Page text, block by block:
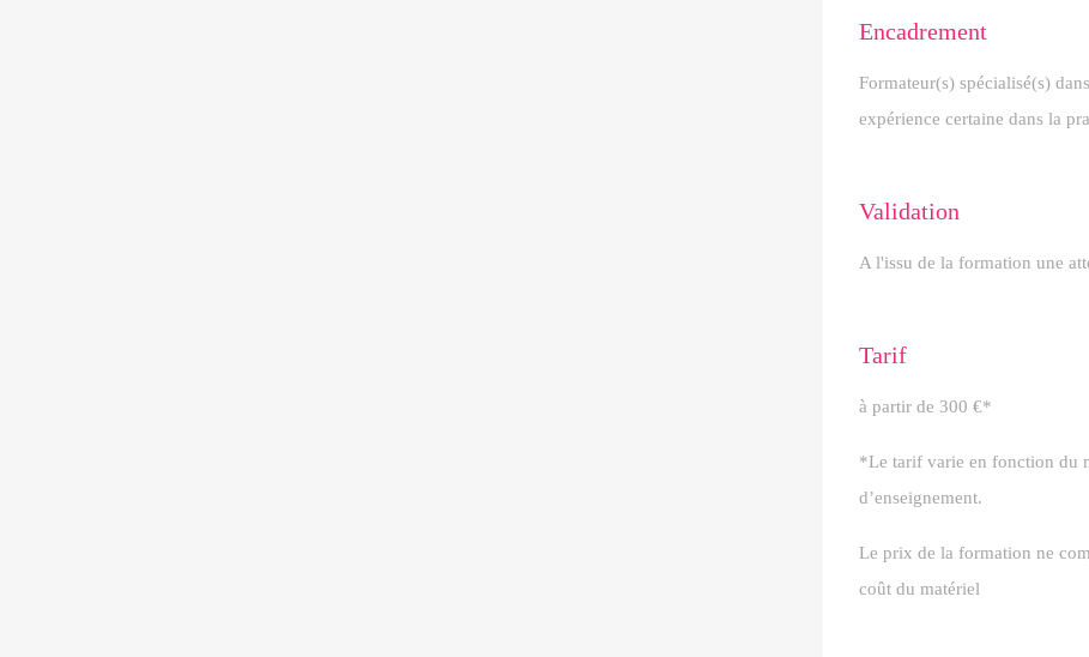
Encadrement
Formateur(s) spécialisé(s)
expérience certaine dans la
Validation
A l'issu de la formation une
Tarif
à partir de 300 €*
*Le tarif varie en fonction du
d’enseignement.
Le prix de la formation ne
coût du matériel